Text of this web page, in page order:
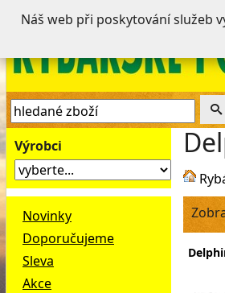
Výrobci
Novinky
Doporučujeme
Sleva
Akce
Náš web při poskytování služeb